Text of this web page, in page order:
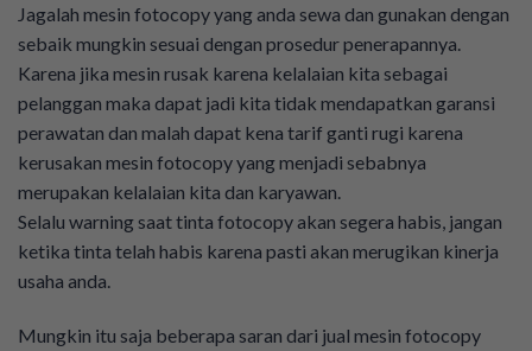
Jagalah mesin fotocopy yang anda sewa dan gunakan dengan
sebaik mungkin sesuai dengan prosedur penerapannya.
Karena jika mesin rusak karena kelalaian kita sebagai
pelanggan maka dapat jadi kita tidak mendapatkan garansi
perawatan dan malah dapat kena tarif ganti rugi karena
kerusakan mesin fotocopy yang menjadi sebabnya
merupakan kelalaian kita dan karyawan.
Selalu warning saat tinta fotocopy akan segera habis, jangan
ketika tinta telah habis karena pasti akan merugikan kinerja
usaha anda.
Mungkin itu saja beberapa saran dari jual mesin fotocopy